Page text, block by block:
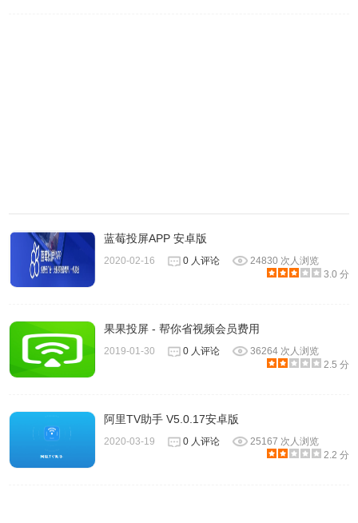
3.直至安装成功，去勾选运行软件选项
蓝莓投屏APP 安卓版
2020-02-16 0 人评论
24830 次人浏览
3.0 分
果果投屏 - 帮你省视频会员费用
2019-01-30 0 人评论
36264 次人浏览
2.5 分
阿里TV助手 V5.0.17安卓版
2020-03-19 0 人评论
25167 次人浏览
2.2 分